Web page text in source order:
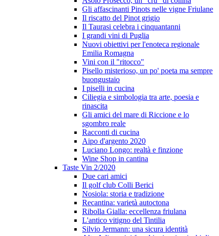
Gli affascinanti Pinots nelle vigne Friulane
Il riscatto del Pinot grigio
Il Taurasi celebra i cinquantanni
I grandi vini di Puglia
Nuovi obiettivi per l'enoteca regionale
Emilia Romagna
Vini con il "ritocco"
Pisello misterioso, un po' poeta ma sempre
buongustaio
I piselli in cucina
Ciliegia e simbologia tra arte, poesia e
rinascita
Gli amici del mare di Riccione e lo
sgombro reale
Racconti di cucina
Aipo d'argento 2020
Luciano Longo: realtà e finzione
Wine Shop in cantina
Taste Vin 2/2020
Due cari amici
Il golf club Colli Berici
Nosiola: storia e tradizione
Recantina: varietà autoctona
Ribolla Gialla: eccellenza friulana
L'antico vitigno del Tintilia
Silvio Jermann: una sicura identità